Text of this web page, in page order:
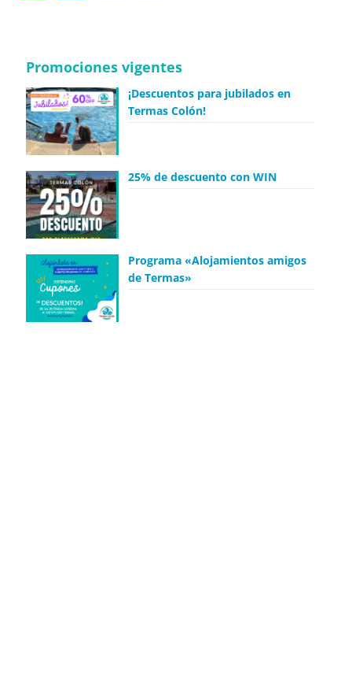
Promociones vigentes
¡Descuentos para jubilados en
Termas Colón!
25% de descuento con WIN
Programa «Alojamientos amigos
de Termas»